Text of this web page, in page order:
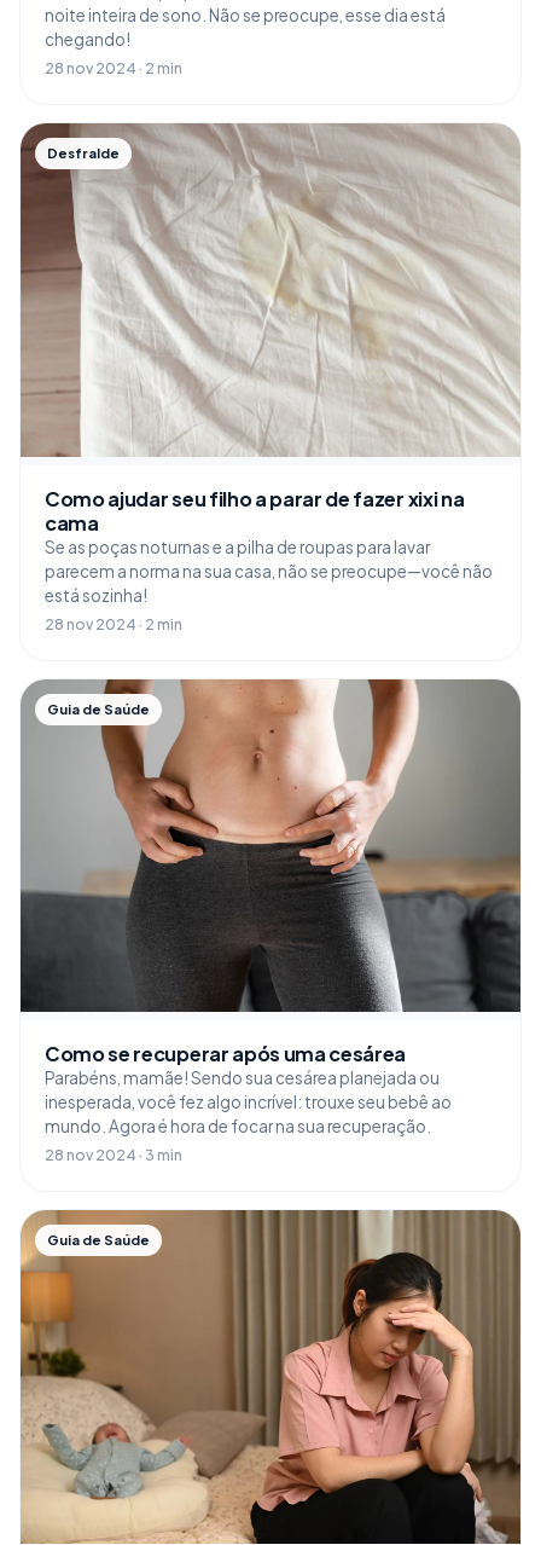
noite inteira de sono. Não se preocupe, esse dia está
chegando!
28 nov 2024 · 2 min
Desfralde
Como ajudar seu filho a parar de fazer xixi na
cama
Se as poças noturnas e a pilha de roupas para lavar
parecem a norma na sua casa, não se preocupe—você não
está sozinha!
28 nov 2024 · 2 min
Guia de Saúde
Como se recuperar após uma cesárea
Parabéns, mamãe! Sendo sua cesárea planejada ou
inesperada, você fez algo incrível: trouxe seu bebê ao
mundo. Agora é hora de focar na sua recuperação.
28 nov 2024 · 3 min
Guia de Saúde